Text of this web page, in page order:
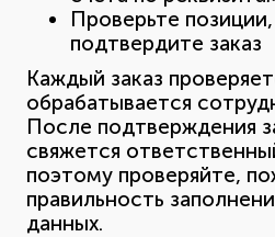
Проверьте
подтвердите заказ
Каждый заказ
обрабатывается
После подтверждения
свяжется
поэтому проверяйте,
правильность
данных.